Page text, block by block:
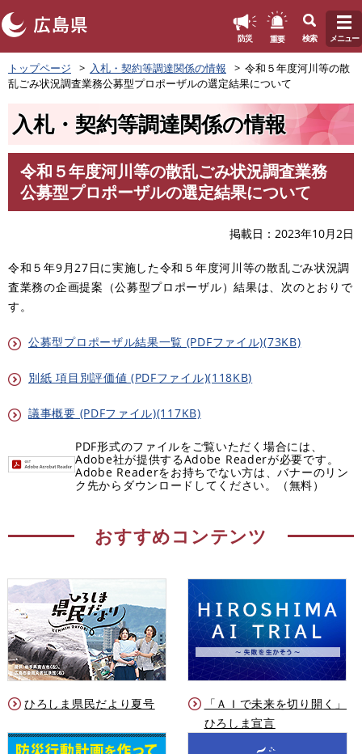
ペ
ー
ジ
防災 重要 検索 メニュー
トップページ 入札・契約等調達関係の情報
令和５年度河川等の散
乱ごみ状況調査業務公募型プロポーザルの選定結果について
入札・契約等調達関係の情報
令和５年度河川等の散乱ごみ状況調査業務
公募型プロポーザルの選定結果について
掲載日 2023年10月2日
令和５年9月27日に実施した令和５年度河川等の散乱ごみ状況調
査業務の企画提案（公募型プロポーザル）結果は、次のとおりで
す。
公募型プロポーザル結果一覧 (PDFファイル)(73KB)
別紙 項目別評価値 (PDFファイル)(118KB)
議事概要 (PDFファイル)(117KB)
PDF形式のファイルをご覧いただく場合には、
Adobe社が提供するAdobe Readerが必要です。
Adobe Readerをお持ちでない方は、バナーのリン
ク先からダウンロードしてください。（無料）
おすすめコンテンツ
ひろしま県民だより夏号
「ＡＩで未来を切り開く」
ひろしま宣言